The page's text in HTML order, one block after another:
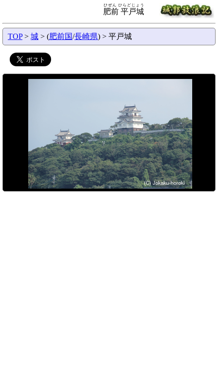
肥前 平戸城
ひぜん ひらどじょう
TOP> 城 > (肥前国/長崎県) > 平戸城